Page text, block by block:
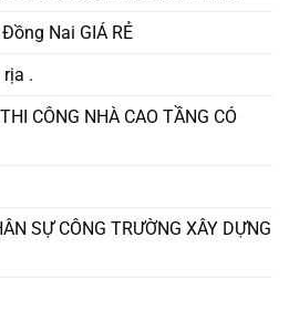
Đồng Nai GIÁ RẺ
.
CÔNG NHÀ CAO TẦNG CÓ
SỰ CÔNG TRƯỜNG XÂY DỰNG